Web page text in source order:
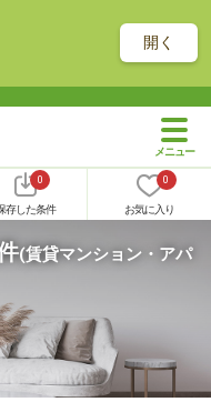
開く
0
存した条件
0
お気に入り
(賃貸マンション・アパ